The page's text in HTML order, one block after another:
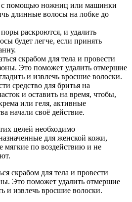
с помощью ножниц или машинки
длинные волосы на лобке до
раскроются, и удалить
будет легче, если принять
скрабом для тела и провести
Это поможет удалить отмершие
и извлечь вросшие волоски.
средство для бритья на
и оставить на время, чтобы,
или геля, активные
начали своё действие.
целей необходимо
для женской кожи,
мягкие по воздействию и не
скрабом для тела и провести
Это поможет удалить отмершие
и извлечь вросшие волоски.